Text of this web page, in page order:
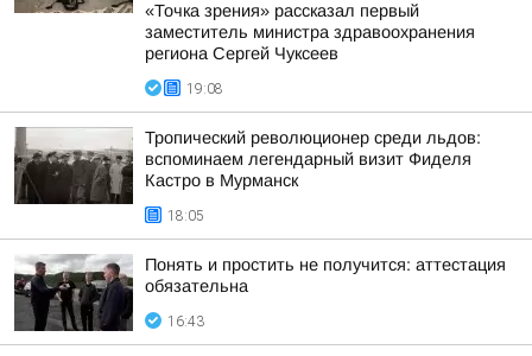
«Точка зрения» рассказал первый
заместитель министра здравоохранения
региона Сергей Чуксеев
19:08
Тропический революционер среди льдов:
вспоминаем легендарный визит Фиделя
Кастро в Мурманск
18:05
Понять и простить не получится: аттестация
обязательна
16:43